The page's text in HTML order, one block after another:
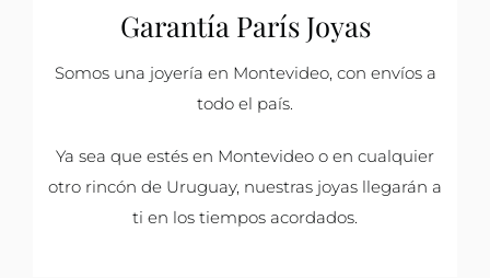
Garantía París Joyas
Somos una joyería en Montevideo, con envíos a
todo el país.
Ya sea que estés en Montevideo o en cualquier
otro rincón de Uruguay, nuestras joyas llegarán a
ti en los tiempos acordados.